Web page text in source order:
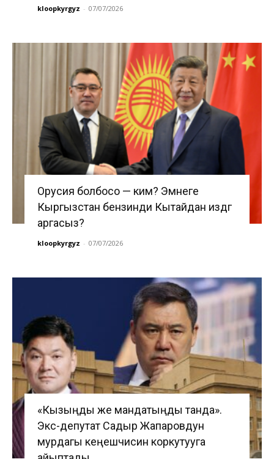
kloopkyrgyz - 07/07/2026
Орусия болбосо — ким? Эмнеге
Кыргызстан бензинди Кытайдан издөөгө
аргасыз?
kloopkyrgyz - 07/07/2026
«Кызыңды же мандатыңды танда».
Экс-депутат Садыр Жапаровдун
мурдагы кеңешчисин коркутууга